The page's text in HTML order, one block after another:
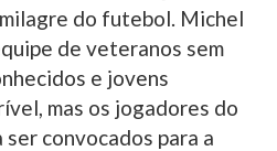
do futebol. Michel
de veteranos sem
e jovens
mas os jogadores do
ser convocados para a